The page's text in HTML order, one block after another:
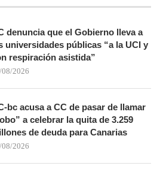
denuncia que el Gobierno lleva a
universidades públicas “a la UCI y
respiración asistida”
08/2026
bc acusa a CC de pasar de llamar
a celebrar la quita de 3.259
de deuda para Canarias
08/2026